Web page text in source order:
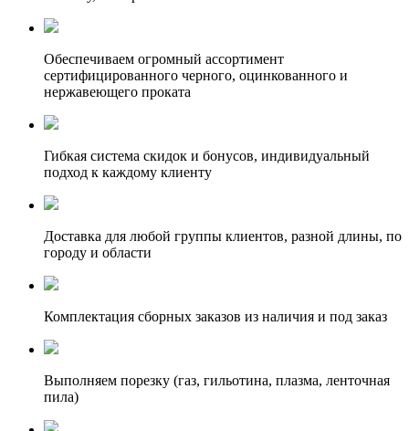
Обеспечиваем огромный ассортимент
сертифицированного черного, оцинкованного и
нержавеющего проката
Гибкая система скидок и бонусов, индивидуальный
подход к каждому клиенту
Доставка для любой группы клиентов, разной длины, по
городу и области
Комплектация сборных заказов из наличия и под заказ
Выполняем порезку (газ, гильотина, плазма, ленточная
пила)